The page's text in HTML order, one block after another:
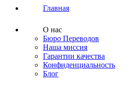
Главная
О нас
Бюро Переводов
Наша миссия
Гарантии качества
Конфиденциальность
Блог